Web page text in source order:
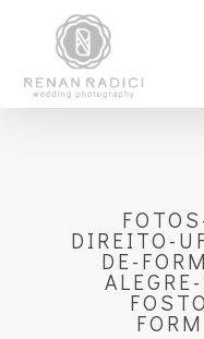
DIREITO-
DE-